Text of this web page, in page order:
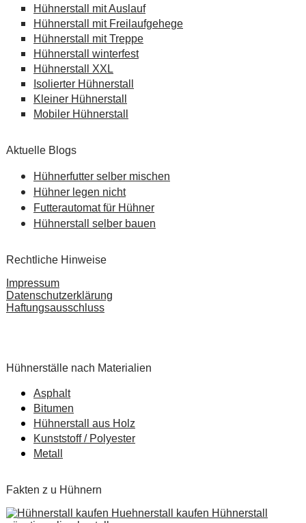
Hühnerstall mit Auslauf
Hühnerstall mit Freilaufgehege
Hühnerstall mit Treppe
Hühnerstall winterfest
Hühnerstall XXL
Isolierter Hühnerstall
Kleiner Hühnerstall
Mobiler Hühnerstall
Aktuelle Blogs
Hühnerfutter selber mischen
Hühner legen nicht
Futterautomat für Hühner
Hühnerstall selber bauen
Rechtliche Hinweise
Impressum
Datenschutzerklärung
Haftungsausschluss
Hühnerställe nach Materialien
Asphalt
Bitumen
Hühnerstall aus Holz
Kunststoff / Polyester
Metall
Fakten z u Hühnern